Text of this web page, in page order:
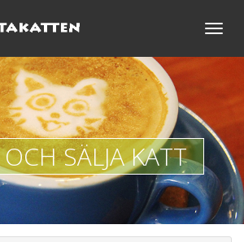
Toggle
SÄLJA KATT